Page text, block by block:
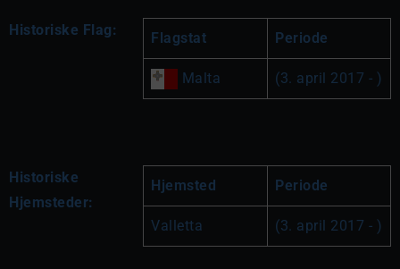
Historiske Flag: Flagstat Periode
Malta (3. april 2017 - )
Historiske
Hjemsteder:
Hjemsted Periode
Valletta (3. april 2017 - )